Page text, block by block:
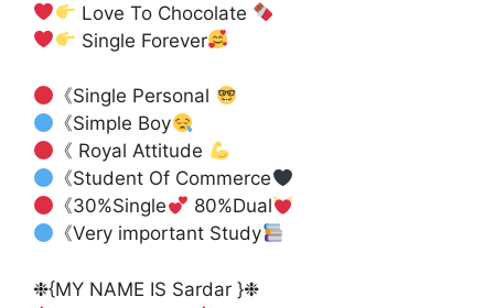
Love To Chocolate
Single Forever
《Single Personal
《Simple Boy
《 Royal Attitude
《Student Of Commerce
《30%Single
80%Dual
《Very important Study
❉{MY NAME IS Sardar }❉